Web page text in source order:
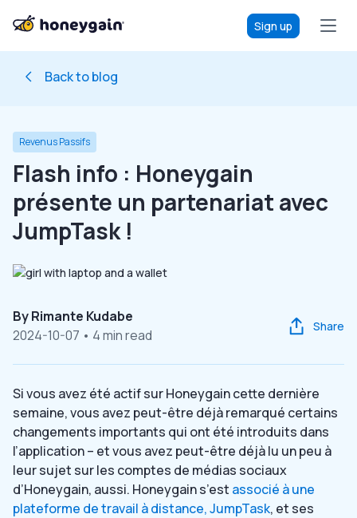
Sign up
Back to blog
Revenus Passifs
Flash info : Honeygain
présente un partenariat avec
JumpTask !
ByRimante Kudabe
2024-10-07 • 4 min read
Share
Si vous avez été actif sur Honeygain cette dernière
semaine, vous avez peut-être déjà remarqué certains
changements importants qui ont été introduits dans
l’application – et vous avez peut-être déjà lu un peu à
leur sujet sur les comptes de médias sociaux
d’Honeygain, aussi. Honeygain s’est associé à une
plateforme de travail à distance, JumpTask, et ses